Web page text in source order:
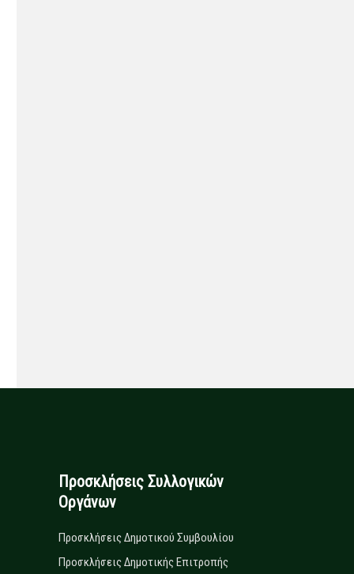
Προσκλήσεις Συλλογικών
Οργάνων
Προσκλήσεις Δημοτικού Συμβουλίου
Προσκλήσεις Δημοτικής Επιτροπής